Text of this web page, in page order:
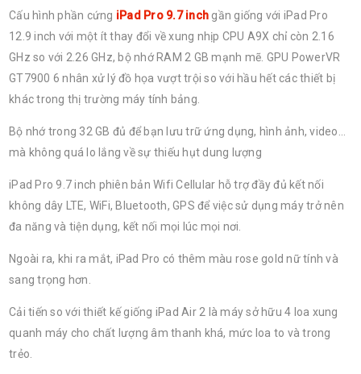
Cấu hình phần cứng iPad Pro 9.7 inch gần giống với iPad Pro
12.9 inch với một ít thay đổi về xung nhịp CPU A9X chỉ còn 2.16
GHz so với 2.26 GHz, bộ nhớ RAM 2 GB mạnh mẽ. GPU PowerVR
GT7900 6 nhân xử lý đồ họa vượt trội so với hầu hết các thiết bị
khác trong thị trường máy tính bảng.
Bộ nhớ trong 32 GB đủ để bạn lưu trữ ứng dụng, hình ảnh, video…
mà không quá lo lắng về sự thiếu hụt dung lượng
iPad Pro 9.7 inch phiên bản Wifi Cellular hỗ trợ đầy đủ kết nối
không dây LTE, WiFi, Bluetooth, GPS để việc sử dụng máy trở nên
đa năng và tiện dụng, kết nối mọi lúc mọi nơi.
Ngoài ra, khi ra mắt, iPad Pro có thêm màu rose gold nữ tính và
sang trọng hơn.
Cải tiến so với thiết kế giống iPad Air 2 là máy sở hữu 4 loa xung
quanh máy cho chất lượng âm thanh khá, mức loa to và trong
trẻo.